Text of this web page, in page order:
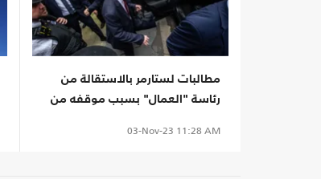
مطالبات لستارمر بالاستقالة من
رئاسة "العمال" بسبب موقفه من
03-Nov-23 11:28 AM